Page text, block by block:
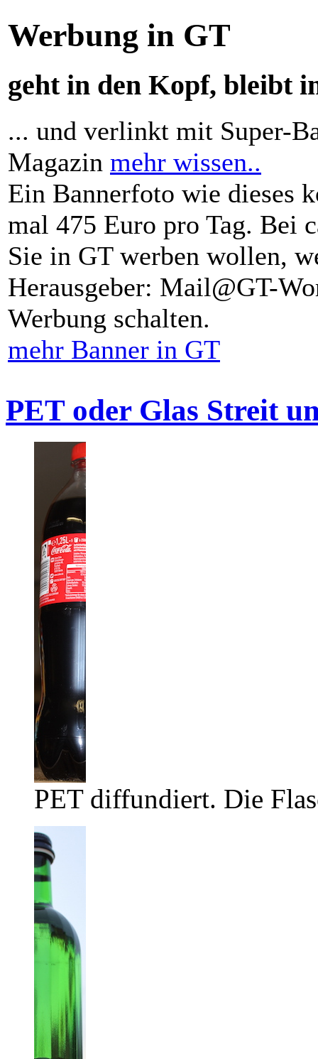
Werbung in GT
geht in den Kopf, bleibt
... und verlinkt mit Super-
Magazin mehr wissen..
Ein Bannerfoto wie dieses
mal 475 Euro pro Tag. Bei
Sie in GT werben wollen,
Herausgeber: Mail@GT-
Werbung schalten.
mehr Banner in GT
PET oder Glas Streit
PET diffundiert. Die